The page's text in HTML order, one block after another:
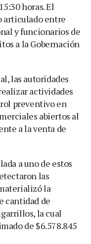
horas. El
articulado entre
y funcionarios de
a la Gobernación
las autoridades
actividades
preventivo en
abiertos al
a la venta de
a uno de estos
las
la
cantidad de
la cual
de $6.578.845